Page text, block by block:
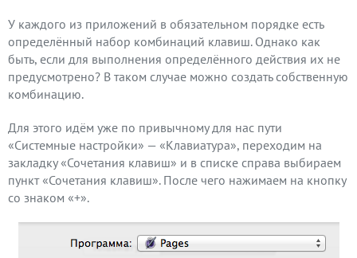
У каждого из приложений в обязательном порядке есть
определённый набор комбинаций клавиш. Однако как
быть, если для выполнения определённого действия их не
предусмотрено? В таком случае можно создать собственную
комбинацию.
Для этого идём уже по привычному для нас пути
«Системные настройки» — «Клавиатура», переходим на
закладку «Сочетания клавиш» и в списке справа выбираем
пункт «Сочетания клавиш». После чего нажимаем на кнопку
со знаком «+».